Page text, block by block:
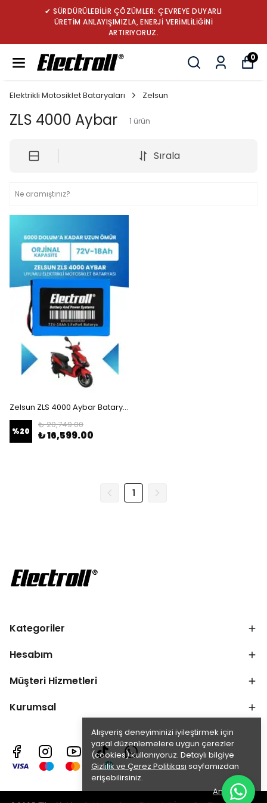
✔ SÜRDÜRÜLEBİLİR ÇÖZÜMLER: ÇEVREYE DUYARLI
ÜRETİM ANLAYIŞIMIZLA, ENERJİ VERİMLİLİĞİNİ
ARTIRIYORUZ.
0
Alışveriş deneyiminizi iyileştirmek için
yasal düzenlemelere uygun çerezler
(cookies) kullanıyoruz. Detaylı bilgiye
Gizlilik ve Çerez Politikası sayfamızdan
erişebilirsiniz.
Anladım
Elektrikli Motosiklet Bataryaları Zelsun
ZLS 4000 Aybar 1 ürün
Sırala
Zelsun ZLS 4000 Aybar Batarya (Standart Kapasite) LiFePO4 72V 18Ah Elektrikli Motosiklet Bataryası
%20
₺ 20,749.00
₺ 16,599.00
1
Kategoriler
Hesabım
Müşteri Hizmetleri
Kurumsal